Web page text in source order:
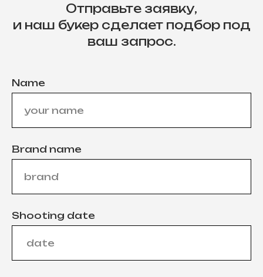
Отправьте заявку,
и наш букер сделает подбор под
ваш запрос.
Name
Brand name
Shooting date